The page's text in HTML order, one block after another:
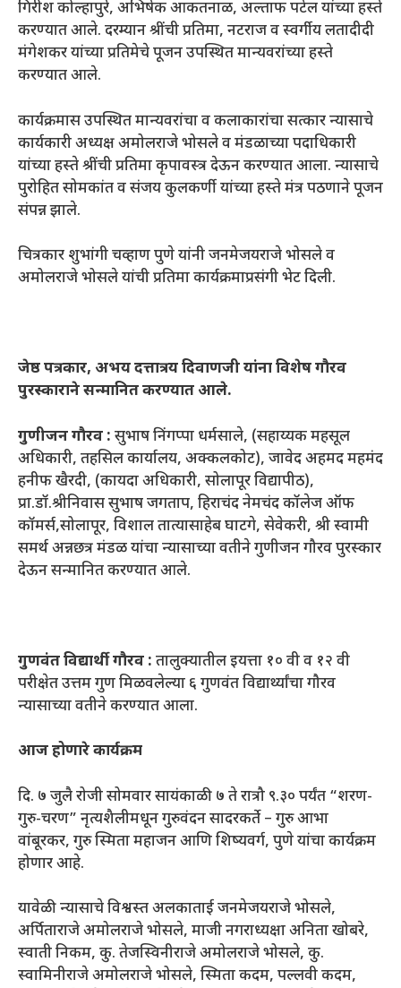
गिरीश कोल्हापुरे, अभिषेक आकतनाळ, अल्ताफ पटेल यांच्या हस्ते
करण्यात आले. दरम्यान श्रींची प्रतिमा, नटराज व स्वर्गीय लतादीदी
मंगेशकर यांच्या प्रतिमेचे पूजन उपस्थित मान्यवरांच्या हस्ते
करण्यात आले.
कार्यक्रमास उपस्थित मान्यवरांचा व कलाकारांचा सत्कार न्यासाचे
कार्यकारी अध्यक्ष अमोलराजे भोसले व मंडळाच्या पदाधिकारी
यांच्या हस्ते श्रींची प्रतिमा कृपावस्त्र देऊन करण्यात आला. न्यासाचे
पुरोहित सोमकांत व संजय कुलकर्णी यांच्या हस्ते मंत्र पठणाने पूजन
संपन्न झाले.
चित्रकार शुभांगी चव्हाण पुणे यांनी जनमेजयराजे भोसले व
अमोलराजे भोसले यांची प्रतिमा कार्यक्रमाप्रसंगी भेट दिली.
जेष्ठ पत्रकार, अभय दत्तात्रय दिवाणजी यांना विशेष गौरव
पुरस्काराने सन्मानित करण्यात आले.
गुणीजन गौरव : सुभाष निंगप्पा धर्मसाले, (सहाय्यक महसूल
अधिकारी, तहसिल कार्यालय, अक्कलकोट), जावेद अहमद महमंद
हनीफ खैरदी, (कायदा अधिकारी, सोलापूर विद्यापीठ),
प्रा.डॉ.श्रीनिवास सुभाष जगताप, हिराचंद नेमचंद कॉलेज ऑफ
कॉमर्स,सोलापूर, विशाल तात्यासाहेब घाटगे, सेवेकरी, श्री स्वामी
समर्थ अन्नछत्र मंडळ यांचा न्यासाच्या वतीने गुणीजन गौरव पुरस्कार
देऊन सन्मानित करण्यात आले.
गुणवंत विद्यार्थी गौरव : तालुक्यातील इयत्ता १० वी व १२ वी
परीक्षेत उत्तम गुण मिळवलेल्या ६ गुणवंत विद्यार्थ्यांचा गौरव
न्यासाच्या वतीने करण्यात आला.
आज होणारे कार्यक्रम
दि. ७ जुलै रोजी सोमवार सायंकाळी ७ ते रात्रौ ९.३० पर्यंत “शरण-
गुरु-चरण” नृत्यशैलीमधून गुरुवंदन सादरकर्ते – गुरु आभा
वांबूरकर, गुरु स्मिता महाजन आणि शिष्यवर्ग, पुणे यांचा कार्यक्रम
होणार आहे.
यावेळी न्यासाचे विश्वस्त अलकाताई जनमेजयराजे भोसले,
अर्पिताराजे अमोलराजे भोसले, माजी नगराध्यक्षा अनिता खोबरे,
स्वाती निकम, कु. तेजस्विनीराजे अमोलराजे भोसले, कु.
स्वामिनीराजे अमोलराजे भोसले, स्मिता कदम, पल्लवी कदम,